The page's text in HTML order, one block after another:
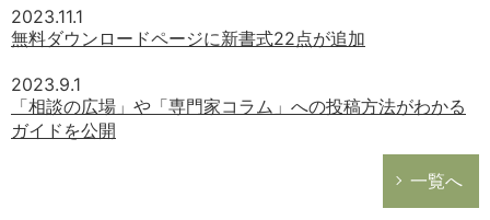
2023.11.1
無料ダウンロードページに新書式22点が追加
2023.9.1
「相談の広場」や「専門家コラム」への投稿方法がわかる
ガイドを公開
一覧へ